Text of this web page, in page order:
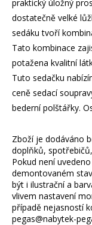
praktický úložný
dostatečně velké
sedáku tvoří
Tato kombinace
potažena kvalitní
Tuto sedačku
ceně sedací
bederní polštářky.
Zboží je dodáváno
doplňků,
Pokud není
demontovaném
být i ilustrační a
vlivem nastavení
případě nejasností
pegas@nabytek-